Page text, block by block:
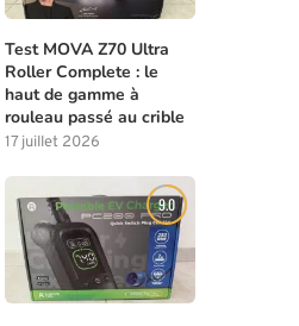
Les solutions de chasse à
Test MOVA Z70 Ultra
Roller Complete : le
haut de gamme à
rouleau passé au crible
17 juillet 2026
9.0